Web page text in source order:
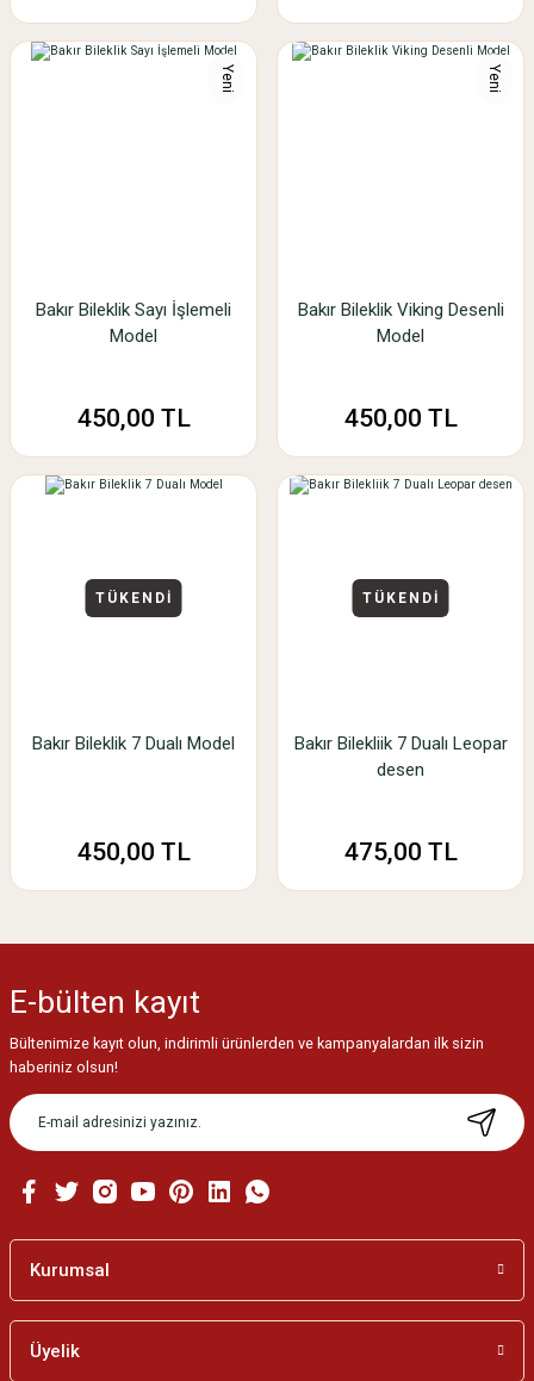
Yeni
Bakır Bileklik Sayı İşlemeli
Model
450,00 TL
Yeni
Bakır Bileklik Viking Desenli
Model
450,00 TL
TÜKENDİ
Bakır Bileklik 7 Dualı Model
450,00 TL
TÜKENDİ
Bakır Bilekliik 7 Dualı Leopar
desen
475,00 TL
E-bülten kayıt
Bültenimize kayıt olun, indirimli ürünlerden ve kampanyalardan ilk sizin
haberiniz olsun!
Kurumsal
Üyelik